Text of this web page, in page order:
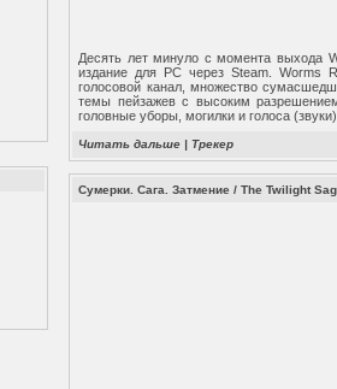
Десять лет минуло с момента выхода
издание для PC через Steam. Worms
голосовой канал, множество
темы пейзажев с высоким
головные уборы, могилки и голоса (звуки).
Читать дальше |Трекер
Сумерки. Сага. Затмение / The Twilight